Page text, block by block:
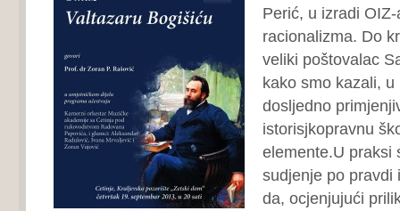
Perić, u izradi
racionalizma. Do
veliki poštovalac
kako smo kazali,
dosljedno
istorisjkopravnu
elemente.U praksi
sudjenje po pravdi
da, ocjenjujući